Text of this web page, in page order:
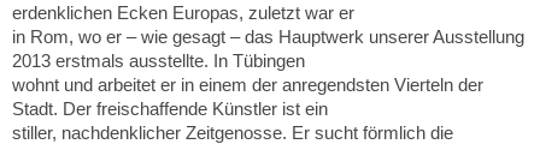
erdenklichen Ecken Europas, zuletzt war er
in Rom, wo er – wie gesagt – das Hauptwerk unserer Ausstellung
2013 erstmals ausstellte. In Tübingen
wohnt und arbeitet er in einem der anregendsten Vierteln der
Stadt. Der freischaffende Künstler ist ein
stiller, nachdenklicher Zeitgenosse. Er sucht förmlich die